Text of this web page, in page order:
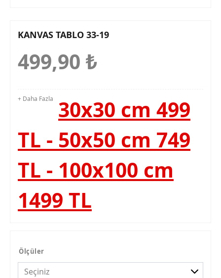
KANVAS TABLO 33-19
499,90 ₺
+ Daha Fazla
30x30 cm 499
TL - 50x50 cm 749
TL - 100x100 cm
1499 TL
Ölçüler